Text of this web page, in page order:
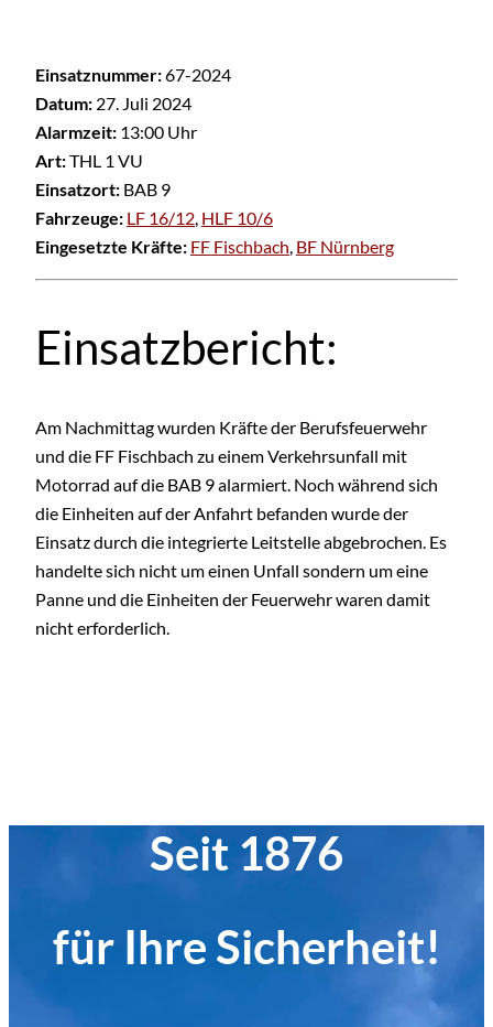
Einsatznummer:67-2024
Datum: 27. Juli 2024
Alarmzeit: 13:00 Uhr
Art:THL 1 VU
Einsatzort: BAB 9
Fahrzeuge: LF 16/12 HLF 10/6
Eingesetzte Kräfte: FF Fischbach BF Nürnberg
Einsatzbericht:
Am Nachmittag wurden Kräfte der Berufsfeuerwehr
und die FF Fischbach zu einem Verkehrsunfall mit
Motorrad auf die BAB 9 alarmiert. Noch während sich
die Einheiten auf der Anfahrt befanden wurde der
Einsatz durch die integrierte Leitstelle abgebrochen. Es
handelte sich nicht um einen Unfall sondern um eine
Panne und die Einheiten der Feuerwehr waren damit
nicht erforderlich.
Seit 1876
für Ihre Sicherheit!